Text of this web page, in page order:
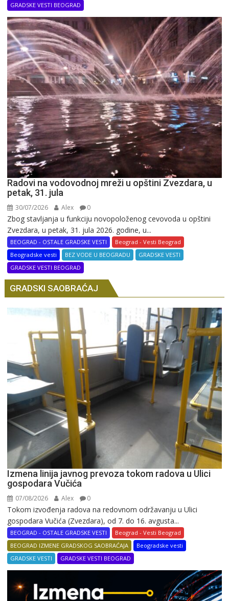
GRADSKE VESTI BEOGRAD
Radovi na vodovodnoj mreži u opštini Zvezdara, u
petak, 31. jula
30/07/2026 Alex 0
Zbog stavljanja u funkciju novopoloženog cevovoda u opštini
Zvezdara, u petak, 31. jula 2026. godine, u...
BEOGRAD - OSTALE GRADSKE VESTI
Beograd - Vesti Beograd
Beogradske vesti
BEZ VODE U BEOGRADU
GRADSKE VESTI
GRADSKE VESTI BEOGRAD
GRADSKI SAOBRAĆAJ
Izmena linija javnog prevoza tokom radova u Ulici
gospodara Vučića
07/08/2026 Alex 0
Tokom izvođenja radova na redovnom održavanju u Ulici
gospodara Vučića (Zvezdara), od 7. do 16. avgusta...
BEOGRAD - OSTALE GRADSKE VESTI
Beograd - Vesti Beograd
BEOGRAD IZMENE GRADSKOG SAOBRAĆAJA
Beogradske vesti
GRADSKE VESTI
GRADSKE VESTI BEOGRAD